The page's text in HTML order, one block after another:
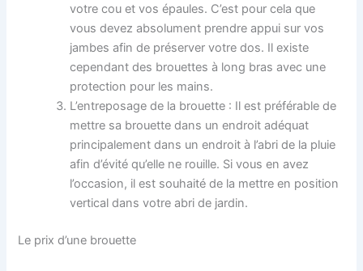
votre cou et vos épaules. C’est pour cela que
vous devez absolument prendre appui sur vos
jambes afin de préserver votre dos. Il existe
cependant des brouettes à long bras avec une
protection pour les mains.
L’entreposage de la brouette : Il est préférable de
mettre sa brouette dans un endroit adéquat
principalement dans un endroit à l’abri de la pluie
afin d’évité qu’elle ne rouille. Si vous en avez
l’occasion, il est souhaité de la mettre en position
vertical dans votre abri de jardin.
Le prix d’une brouette